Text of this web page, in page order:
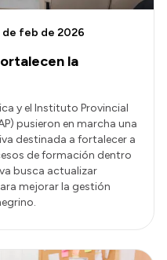
la
de feb de 2026
y el Instituto Provincial
pusieron en marcha una
destinada a fortalecer a
de formación dentro
busca actualizar
mejorar la gestión